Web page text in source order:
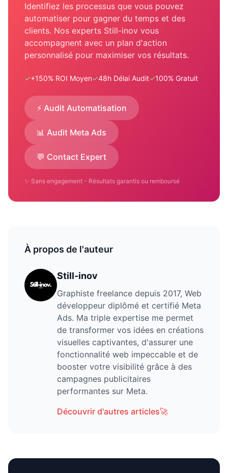
Identifiez les processus que vous pouvez
automatiser pour gagner du temps et des
clients. Nos experts Still-inov vous
accompagnent avec un plan d'action
personnalisé pour maximiser vos résultats.
✓+150% ROI Moyen✓48h Délai Audit✓100% Gratuit
⚡ Audit Automatisation
📊 Audit Meta Ads
💬 Contact Expert
✨ Sans engagement - Résultats garantis ou remboursé
À propos de l'auteur
Still-inov
Graphiste freelance depuis 2017, Web
développeur diplômé et certifié Meta
Ads. Ma triple expertise me permet
de transformer vos idées en créations
visuelles captivantes, d'assurer une
fonctionnalité web impeccable et de
booster votre visibilité grâce à des
campagnes publicitaires
performantes sur Meta.
Découvrir d'autres articles🚀